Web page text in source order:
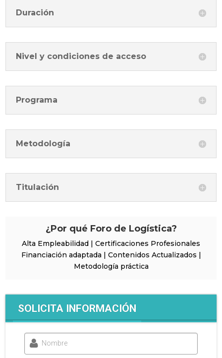
Duración
Nivel y condiciones de acceso
Programa
Metodología
Titulación
¿Por qué Foro de Logística?
Alta Empleabilidad | Certificaciones Profesionales
Financiación adaptada | Contenidos Actualizados |
Metodología práctica
SOLICITA INFORMACIÓN
Nombre